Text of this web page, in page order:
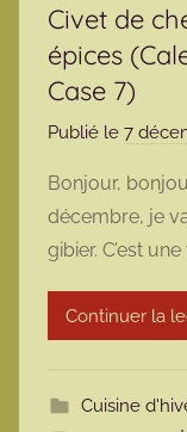
Civet de
épices
Case 7)
Publié le 7
Bonjour,
décembre, je
gibier. C’est
Continuer la
Cuisine